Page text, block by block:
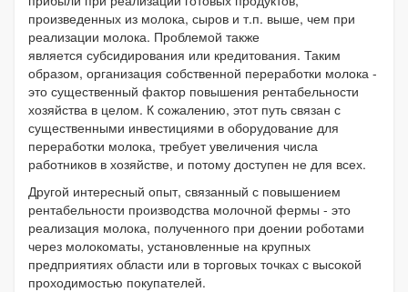
произведенных из молока, сыров и т.п. выше, чем при
реализации молока. Проблемой также
является субсидирования или кредитования. Таким
образом, организация собственной переработки молока -
это существенный фактор повышения рентабельности
хозяйства в целом. К сожалению, этот путь связан с
существенными инвестициями в оборудование для
переработки молока, требует увеличения числа
работников в хозяйстве, и потому доступен не для всех.
Другой интересный опыт, связанный с повышением
рентабельности производства молочной фермы - это
реализация молока, полученного при доении роботами
через молокоматы, установленные на крупных
предприятиях области или в торговых точках с высокой
проходимостью покупателей.